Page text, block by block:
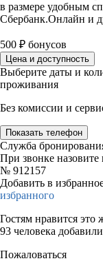
в размере удобным
Сбербанк.Онлайн и
500 ₽ бонусов
Цена и доступность
Выберите даты и
проживания
Без комиссии и
Показать телефон
Служба
При звонке назовите
№ 912157
Добавить в
избранного
Гостям нравится это
93 человека
Пожаловаться